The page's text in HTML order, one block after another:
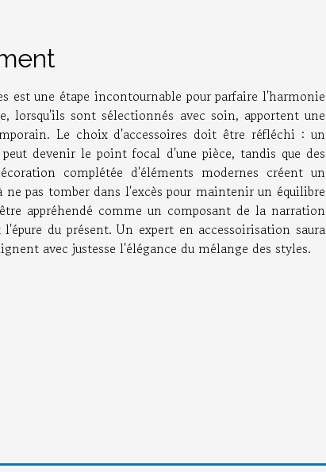
est une étape incontournable pour parfaire l'harmonie
lorsqu'ils sont sélectionnés avec soin, apportent une
Le choix d'accessoires doit être réfléchi : un
devenir le point focal d'une pièce, tandis que des
complétée d'éléments modernes créent un
pas tomber dans l'excès pour maintenir un équilibre
appréhendé comme un composant de la narration
du présent. Un expert en accessoirisation saura
avec justesse l'élégance du mélange des styles.